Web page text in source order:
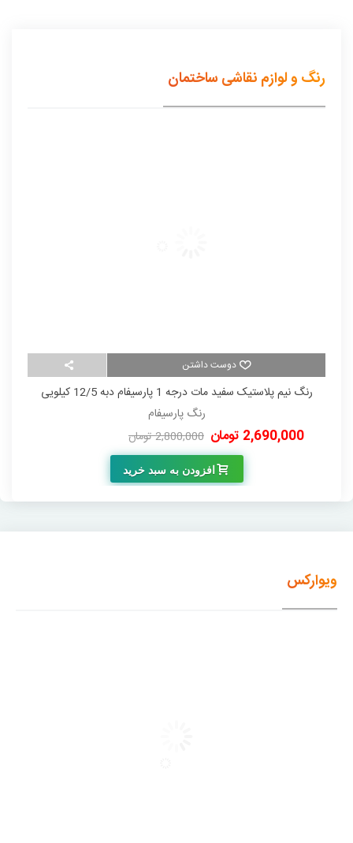
رنگ و لوازم نقاشی ساختمان
دوست داشتن
رنگ نیم پلاستیک سفید مات درجه 1 پارسیفام دبه 12/5 کیلویی
رنگ پارسیفام
2,690,000 تومان 2,800,000 تومان
افزودن به سبد خرید
ویوارکس